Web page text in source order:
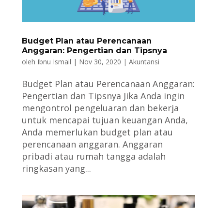
Budget Plan atau Perencanaan
Anggaran: Pengertian dan Tipsnya
oleh Ibnu Ismail | Nov 30, 2020 | Akuntansi
Budget Plan atau Perencanaan Anggaran:
Pengertian dan Tipsnya Jika Anda ingin
mengontrol pengeluaran dan bekerja
untuk mencapai tujuan keuangan Anda,
Anda memerlukan budget plan atau
perencanaan anggaran. Anggaran
pribadi atau rumah tangga adalah
ringkasan yang...